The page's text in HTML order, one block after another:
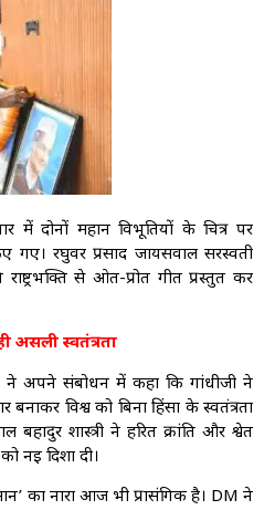
में दोनों महान विभूतियों के चित्र पर
गए। रघुवर प्रसाद जायसवाल सरस्वती
से ओत-प्रोत गीत प्रस्तुत कर
असली स्वतंत्रता
ने अपने संबोधन में कहा कि गांधीजी ने
विश्व को बिना हिंसा के स्वतंत्रता
बहादुर शास्त्री ने हरित क्रांति और श्वेत
नई दिशा दी।
का नारा आज भी प्रासंगिक है। DM ने